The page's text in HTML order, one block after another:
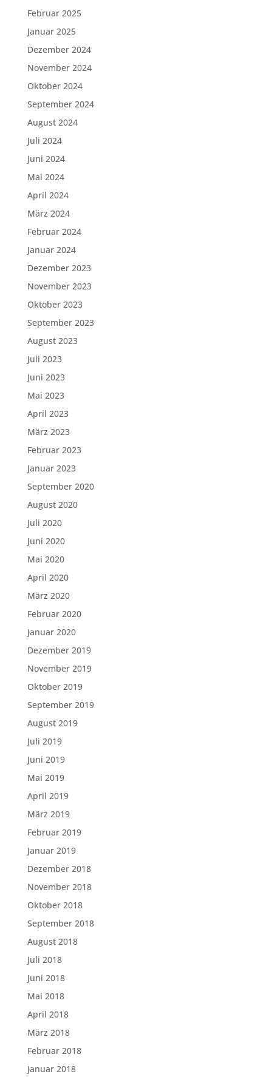
Februar 2025
Januar 2025
Dezember 2024
November 2024
Oktober 2024
September 2024
August 2024
Juli 2024
Juni 2024
Mai 2024
April 2024
März 2024
Februar 2024
Januar 2024
Dezember 2023
November 2023
Oktober 2023
September 2023
August 2023
Juli 2023
Juni 2023
Mai 2023
April 2023
März 2023
Februar 2023
Januar 2023
September 2020
August 2020
Juli 2020
Juni 2020
Mai 2020
April 2020
März 2020
Februar 2020
Januar 2020
Dezember 2019
November 2019
Oktober 2019
September 2019
August 2019
Juli 2019
Juni 2019
Mai 2019
April 2019
März 2019
Februar 2019
Januar 2019
Dezember 2018
November 2018
Oktober 2018
September 2018
August 2018
Juli 2018
Juni 2018
Mai 2018
April 2018
März 2018
Februar 2018
Januar 2018